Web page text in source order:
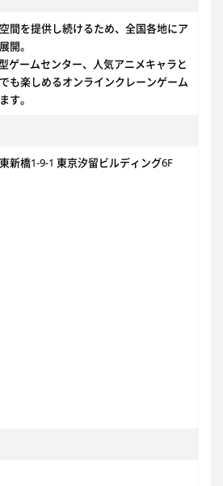
間を提供し続けるため、全国各地にア
開。
ゲームセンター、人気アニメキャラと
も楽しめるオンラインクレーンゲーム
す。
新橋1-9-1 東京汐留ビルディング6F